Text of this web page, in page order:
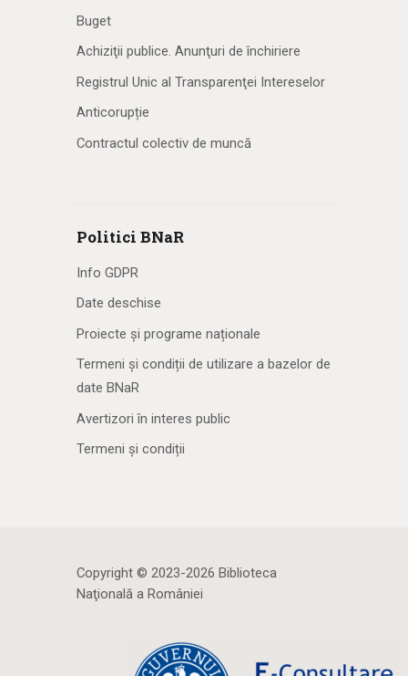
Buget
Achiziţii publice. Anunţuri de închiriere
Registrul Unic al Transparenţei Intereselor
Anticorupție
Contractul colectiv de muncă
Politici BNaR
Info GDPR
Date deschise
Proiecte și programe naționale
Termeni și condiții de utilizare a bazelor de
date BNaR
Avertizori în interes public
Termeni și condiții
Copyright © 2023-2026 Biblioteca
Naţională a României